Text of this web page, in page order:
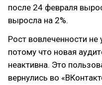
после 24 февраля
выросла на 2%.
Рост вовлеченности не
потому что новая
неактивна. Это
вернулись во